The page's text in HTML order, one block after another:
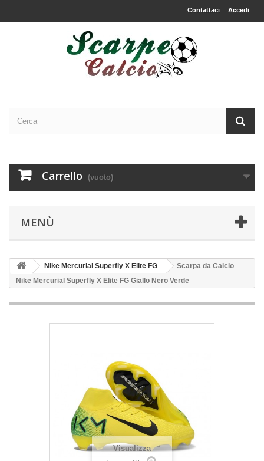
Accedi
Contattaci
Carrello (vuoto)
MENÙ
Nike Mercurial Superfly X Elite FG
Scarpa da Calcio
Nike Mercurial Superfly X Elite FG Giallo Nero Verde
Visualizza